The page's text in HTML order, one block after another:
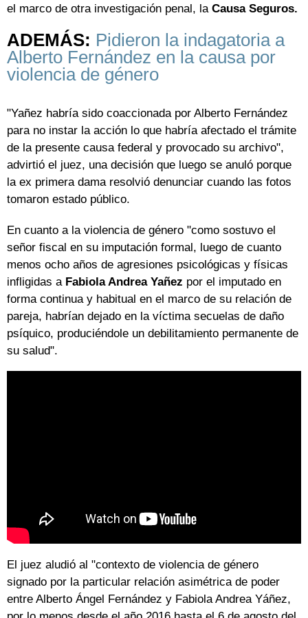
el marco de otra investigación penal, la Causa Seguros.
ADEMÁS: Pidieron la indagatoria a
Alberto Fernández en la causa por
violencia de género
"Yañez habría sido coaccionada por Alberto Fernández
para no instar la acción lo que habría afectado el trámite
de la presente causa federal y provocado su archivo",
advirtió el juez, una decisión que luego se anuló porque
la ex primera dama resolvió denunciar cuando las fotos
tomaron estado público.
En cuanto a la violencia de género "como sostuvo el
señor fiscal en su imputación formal, luego de cuanto
menos ocho años de agresiones psicológicas y físicas
infligidas a Fabiola Andrea Yañez por el imputado en
forma continua y habitual en el marco de su relación de
pareja, habrían dejado en la víctima secuelas de daño
psíquico, produciéndole un debilitamiento permanente de
su salud".
El juez aludió al "contexto de violencia de género
signado por la particular relación asimétrica de poder
entre Alberto Ángel Fernández y Fabiola Andrea Yáñez,